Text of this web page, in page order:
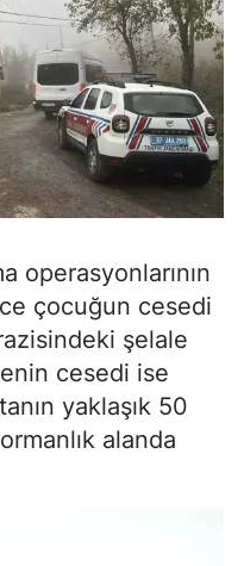
operasyonlarının
çocuğun cesedi
şelale
cesedi ise
yaklaşık 50
alanda